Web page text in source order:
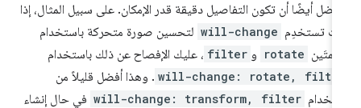
أيضًا أن تكون التفاصيل دقيقة قدر الإمكان. على سبيل المثال، إذا
تستخدِم will-change لتحسين صورة متحركة باستخدام
rotate و filter ، عليك الإفصاح عن ذلك باستخدام
will-change: rotate, . وهذا أفضل قليلاً من
will-change: transform, filter في حال إنشاء